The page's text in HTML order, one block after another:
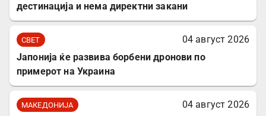
дестинација и нема директни закани
СВЕТ
04 август 2026
Јапонија ќе развива борбени дронови по
примерот на Украина
МАКЕДОНИЈА
04 август 2026